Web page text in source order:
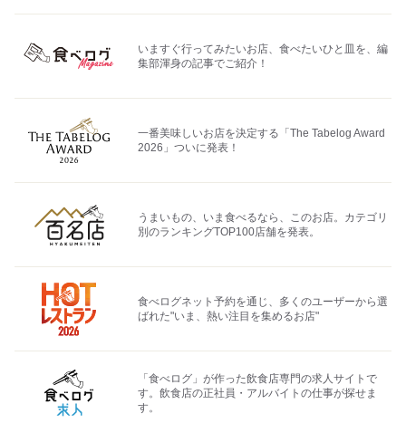
いますぐ行ってみたいお店、食べたいひと皿を、編
集部渾身の記事でご紹介！
一番美味しいお店を決定する「The Tabelog Award
2026」ついに発表！
うまいもの、いま食べるなら、このお店。カテゴリ
別のランキングTOP100店舗を発表。
食べログネット予約を通じ、多くのユーザーから選
ばれた"いま、熱い注目を集めるお店"
「食べログ」が作った飲食店専門の求人サイトで
す。飲食店の正社員・アルバイトの仕事が探せま
す。